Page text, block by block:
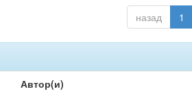
назад 1
Автор(и)